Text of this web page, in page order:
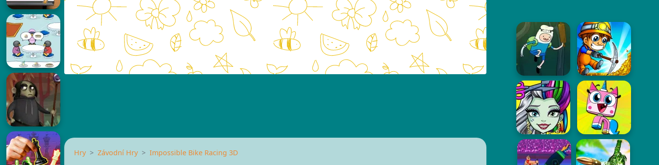
Hry Závodní Hry
Impossible Bike Racing 3D